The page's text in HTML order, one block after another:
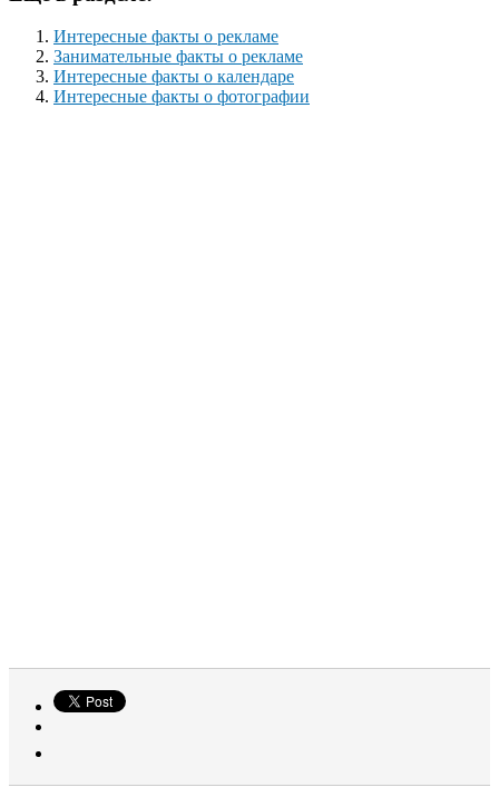
Интересные факты о рекламе
Занимательные факты о рекламе
Интересные факты о календаре
Интересные факты о фотографии